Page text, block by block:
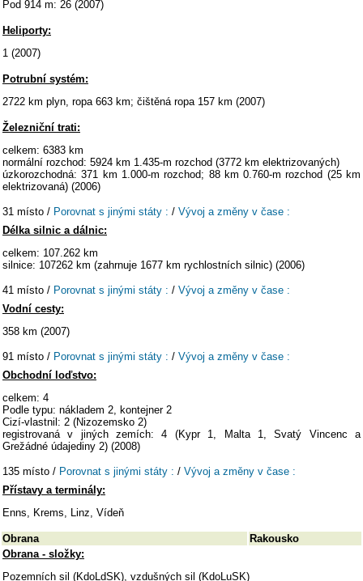
Pod 914 m: 26 (2007)
Heliporty:
1 (2007)
Potrubní systém:
2722 km plyn, ropa 663 km; čištěná ropa 157 km (2007)
Železniční trati:
celkem: 6383 km
normální rozchod: 5924 km 1.435-m rozchod (3772 km elektrizovaných)
úzkorozchodná: 371 km 1.000-m rozchod; 88 km 0.760-m rozchod (25 km
elektrizovaná) (2006)
31 místo / Porovnat s jinými státy : / Vývoj a změny v čase :
Délka silnic a dálnic:
celkem: 107.262 km
silnice: 107262 km (zahrnuje 1677 km rychlostních silnic) (2006)
41 místo / Porovnat s jinými státy : / Vývoj a změny v čase :
Vodní cesty:
358 km (2007)
91 místo / Porovnat s jinými státy : / Vývoj a změny v čase :
Obchodní loďstvo:
celkem: 4
Podle typu: nákladem 2, kontejner 2
Cizí-vlastnil: 2 (Nizozemsko 2)
registrovaná v jiných zemích: 4 (Kypr 1, Malta 1, Svatý Vincenc a
Grežádné údajediny 2) (2008)
135 místo / Porovnat s jinými státy : / Vývoj a změny v čase :
Přístavy a terminály:
Enns, Krems, Linz, Vídeň
Obrana
Rakousko
Obrana - složky:
Pozemních sil (KdoLdSK), vzdušných sil (KdoLuSK)